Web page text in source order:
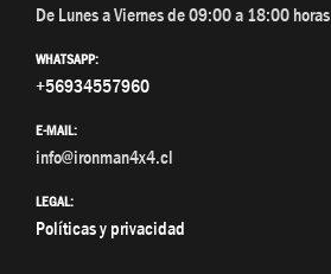
De Lunes a Viernes de 09:00 a 18:00 horas
WHATSAPP:
+56934557960
E-MAIL:
info@ironman4x4.cl
LEGAL:
Políticas y privacidad